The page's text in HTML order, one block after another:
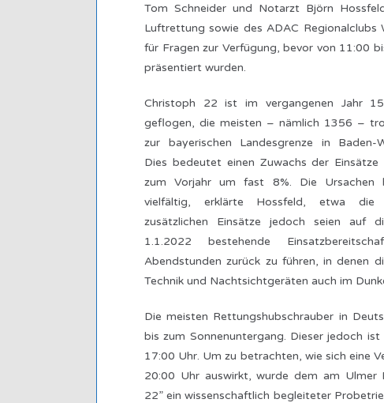
Tom Schneider und Notarzt Björn
Luftrettung sowie des ADAC
für Fragen zur Verfügung, bevor von 11:00
präsentiert wurden.
Christoph 22 ist im vergangenen Jahr
geflogen, die meisten – nämlich 1356 –
zur bayerischen Landesgrenze in Baden-
Dies bedeutet einen Zuwachs der Einsätze
zum Vorjahr um fast 8%. Die Ursachen
vielfältig, erklärte Hossfeld, etwa
zusätzlichen Einsätze jedoch seien auf
1.1.2022 bestehende
Abendstunden zurück zu führen, in denen
Technik und Nachtsichtgeräten auch im
Die meisten Rettungshubschrauber in
bis zum Sonnenuntergang. Dieser jedoch
17:00 Uhr. Um zu betrachten, wie sich eine
20:00 Uhr auswirkt, wurde dem am Ulmer
22” ein wissenschaftlich begleiteter